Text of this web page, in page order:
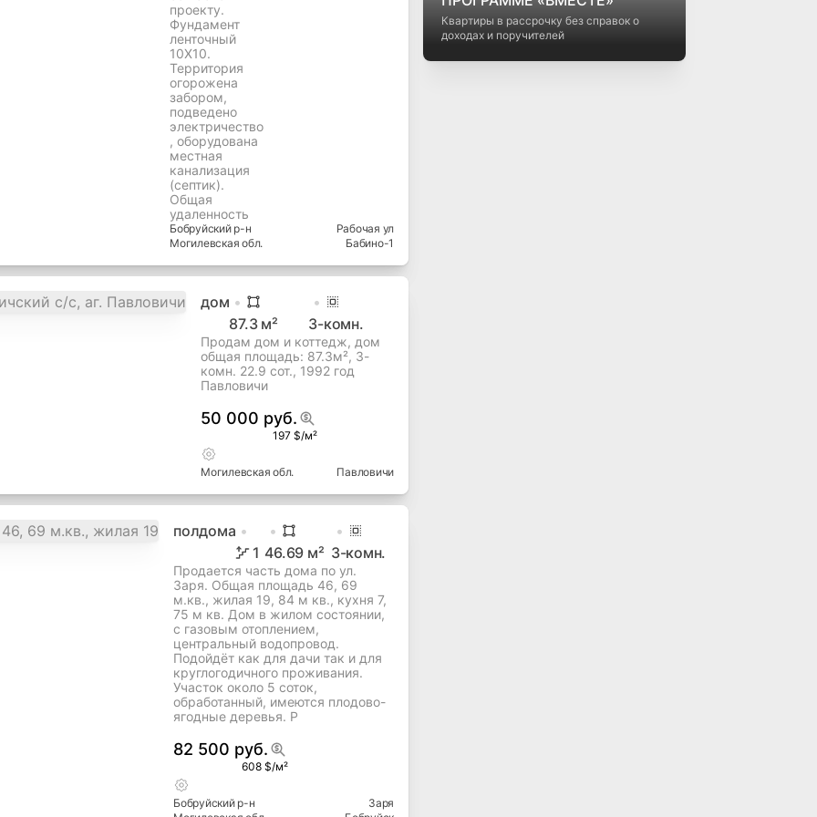
проекту.
Фундамент
ленточный
10Х10.
Территория
огорожена
забором,
подведено
электричество
, оборудована
местная
канализация
(септик).
Общая
удаленность
Бобруйскийр-н
Могилевская обл.
Рабочая ул
Бабино-1
дом
87.3м² 3-комн.
Продам дом и коттедж, дом
общая площадь: 87.3м², 3-
комн. 22.9 сот., 1992 год
Павловичи
50 000 руб.
197 $/м²
Могилевская обл. Павловичи
полдома
1 46.69 м² 3-комн.
Продается часть дома по ул.
Заря. Общая площадь 46, 69
м.кв., жилая 19, 84 м кв., кухня 7,
75 м кв. Дом в жилом состоянии,
с газовым отоплением,
центральный водопровод.
Подойдёт как для дачи так и для
круглогодичного проживания.
Участок около 5 соток,
обработанный, имеются плодово-
ягодные деревья. Р
82 500 руб.
608 $/м²
Бобруйскийр-н
Заря
Квартиры в рассрочку без справок о
доходах и поручителей